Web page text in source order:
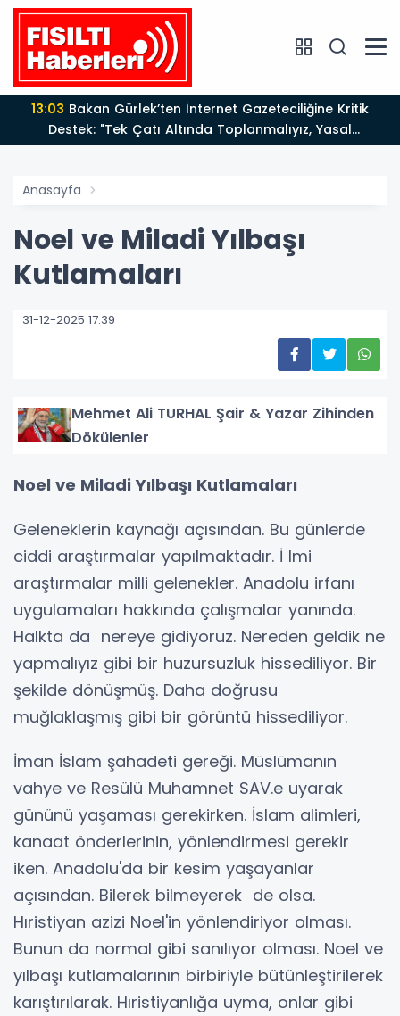
13:03
Destek: "Tek Çatı Altında Toplanmalıyız, Yasal
Düzenlemeye Hazırız"
Anasayfa
Noel ve Miladi Yılbaşı
Kutlamaları
31-12-2025 17:39
Mehmet Ali TURHAL Şair & Yazar Zihinden
Dökülenler
Noel ve Miladi Yılbaşı Kutlamaları
Geleneklerin kaynağı açısından. Bu günlerde
ciddi araştırmalar yapılmaktadır. İ lmi
araştırmalar milli gelenekler. Anadolu irfanı
uygulamaları hakkında çalışmalar yanında.
Halkta da nereye gidiyoruz. Nereden geldik ne
yapmalıyız gibi bir huzursuzluk hissediliyor. Bir
şekilde dönüşmüş. Daha doğrusu
muğlaklaşmış gibi bir görüntü hissediliyor.
İman İslam şahadeti gereği. Müslümanın
vahye ve Resülü Muhamnet SAV.e uyarak
gününü yaşaması gerekirken. İslam alimleri,
kanaat önderlerinin, yönlendirmesi gerekir
iken. Anadolu'da bir kesim yaşayanlar
açısından. Bilerek bilmeyerek de olsa.
Hıristiyan azizi Noel'in yönlendiriyor olması.
Bunun da normal gibi sanılıyor olması. Noel ve
yılbaşı kutlamalarının birbiriyle bütünleştirilerek
karıştırılarak. Hıristiyanlığa uyma, onlar gibi